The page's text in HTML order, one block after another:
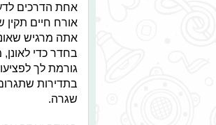
אחת הדרכים
אורח חיים
אתה מרגיש
בחדר כדי
גורמת לך
בתדירות
שגרה.